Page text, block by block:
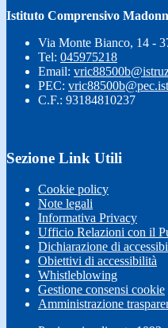
Istituto Comprensivo
Via Monte Bianco, 14 -
Tel: 045975218
Email:
PEC:
C.F.: 93184810237
Sezione Link Utili
Cookie policy
Note legali
Informativa Privacy
Ufficio Relazioni con il
Dichiarazione di
Obiettivi di accessibilità
Whistleblowing
Gestione consensi cookie
Amministrazione